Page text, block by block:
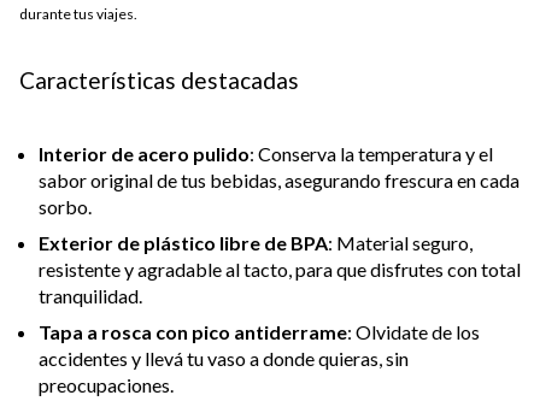
durante tus viajes.
Características destacadas
Interior de acero pulido: Conserva la temperatura y el
sabor original de tus bebidas, asegurando frescura en cada
sorbo.
Exterior de plástico libre de BPA: Material seguro,
resistente y agradable al tacto, para que disfrutes con total
tranquilidad.
Tapa a rosca con pico antiderrame: Olvidate de los
accidentes y llevá tu vaso a donde quieras, sin
preocupaciones.